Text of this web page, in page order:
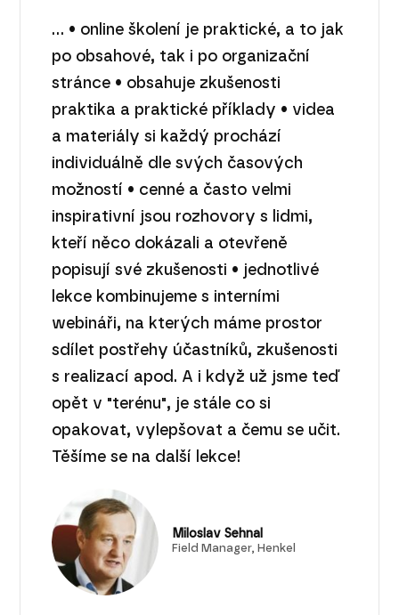
... • online školení je praktické, a to jak
po obsahové, tak i po organizační
stránce • obsahuje zkušenosti
praktika a praktické příklady • videa
a materiály si každý prochází
individuálně dle svých časových
možností • cenné a často velmi
inspirativní jsou rozhovory s lidmi,
kteří něco dokázali a otevřeně
popisují své zkušenosti • jednotlivé
lekce kombinujeme s interními
webináři, na kterých máme prostor
sdílet postřehy účastníků, zkušenosti
s realizací apod. A i když už jsme teď
opět v "terénu", je stále co si
opakovat, vylepšovat a čemu se učit.
Těšíme se na další lekce!
Miloslav Sehnal
Field Manager, Henkel